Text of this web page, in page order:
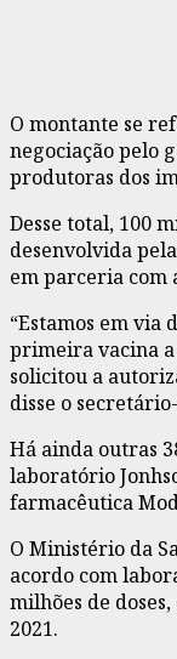
O montante se
negociação pelo
produtoras dos
Desse total, 100
desenvolvida
em parceria com
“Estamos em via
primeira vacina
solicitou a
disse o
Há ainda outras
laboratório
farmacêutica
O Ministério da
acordo com
milhões de
2021.